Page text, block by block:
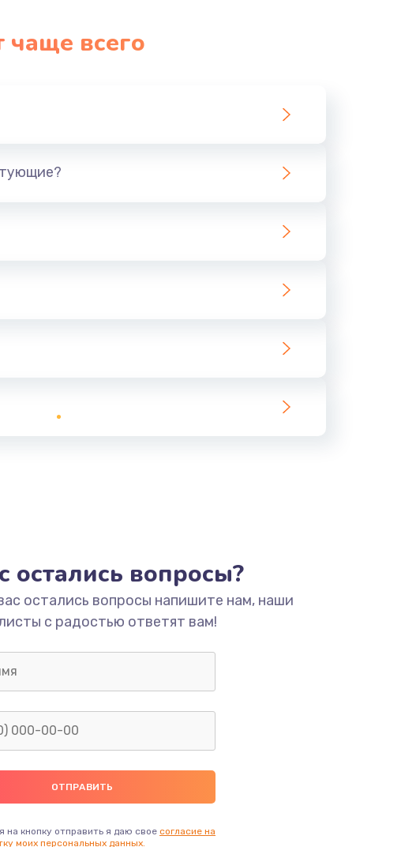
всего
остались вопросы?
остались вопросы напишите нам, наши
с радостью ответят вам!
на кнопку отправить я даю свое согласие на
моих персональных данных.